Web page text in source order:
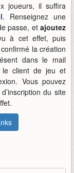
joueurs, il suffira
. Renseignez une
passe, et ajoutez
à cet effet, puis
la création
dans le mail
le client de jeu et
Vous pouvez
du site